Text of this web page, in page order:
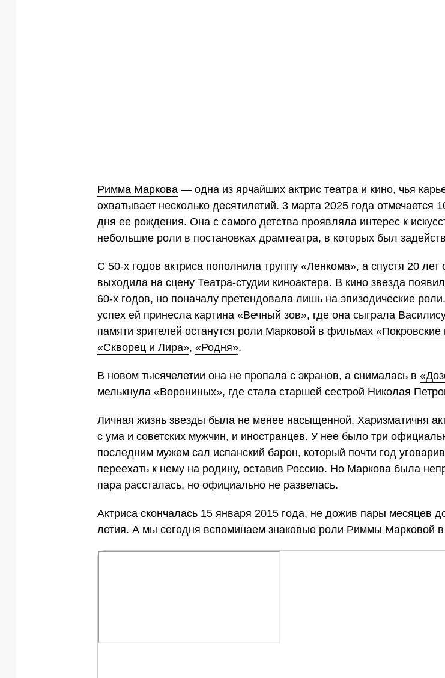
Римма Маркова — одна из ярчайших актрис театра и кино, чья
охватывает несколько десятилетий. 3 марта 2025 года отмечается
дня ее рождения. Она с самого детства проявляла интерес к
небольшие роли в постановках драмтеатра, в которых был
С 50-х годов актриса пополнила труппу «Ленкома», а спустя 20 лет
выходила на сцену Театра-студии киноактера. В кино звезда
60-х годов, но поначалу претендовала лишь на эпизодические
успех ей принесла картина «Вечный зов», где она сыграла
памяти зрителей останутся роли Марковой в фильмах «Покровские
«Скворец и Лира», «Родня».
В новом тысячелетии она не пропала с экранов, а снималась в
мелькнула «Ворониных», где стала старшей сестрой Николая
Личная жизнь звезды была не менее насыщенной. Харизматичня
с ума и советских мужчин, и иностранцев. У нее было три
последним мужем сал испанский барон, который почти год
переехать к нему на родину, оставив Россию. Но Маркова была
пара рассталась, но официально не развелась.
Актриса скончалась 15 января 2015 года, не дожив пары месяцев
летия. А мы сегодня вспоминаем знаковые роли Риммы Марковой